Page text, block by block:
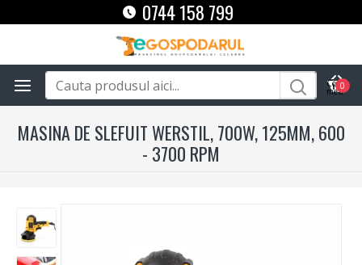
0744 158 799
0
MASINA DE SLEFUIT WERSTIL, 700W, 125MM, 600
- 3700 RPM